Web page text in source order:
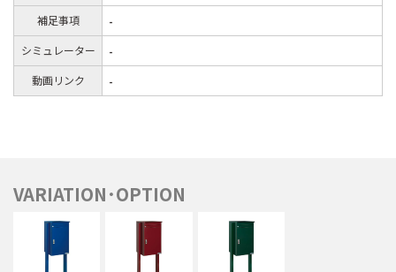
補足事項
-
シミュレーター
-
動画リンク
-
VARIATION･OPTION